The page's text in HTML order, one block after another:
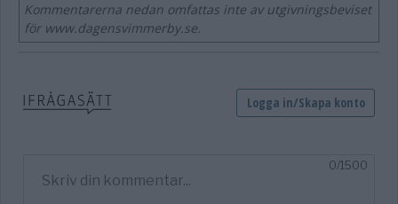
Kommentarerna nedan omfattas inte av utgivningsbeviset
för www.dagensvimmerby.se.